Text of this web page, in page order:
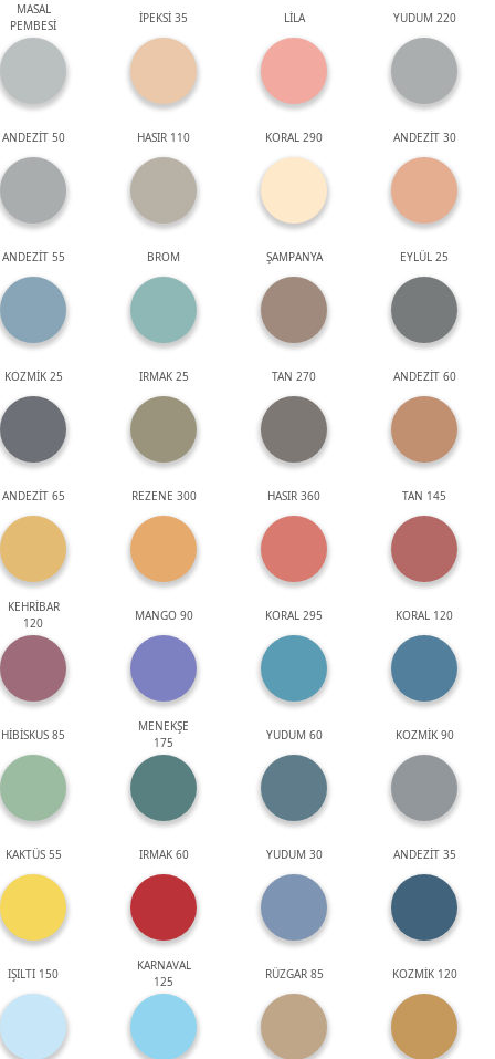
MASAL
PEMBESİ
İPEKSİ 35 LİLA YUDUM 220
ANDEZİT 50 HASIR 110 KORAL 290 ANDEZİT 30
ANDEZİT 55 BROM ŞAMPANYA EYLÜL 25
KOZMİK 25 IRMAK 25 TAN 270 ANDEZİT 60
ANDEZİT 65 REZENE 300 HASIR 360 TAN 145
KEHRİBAR
120
MANGO 90 KORAL 295 KORAL 120
HİBİSKUS 85
MENEKŞE
175
YUDUM 60 KOZMİK 90
KAKTÜS 55 IRMAK 60 YUDUM 30 ANDEZİT 35
IŞILTI 150
KARNAVAL
125
RÜZGAR 85 KOZMİK 120